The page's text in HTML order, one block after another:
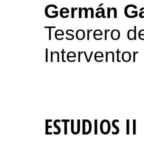
Germán
Tesorero
ESTUDIOS II